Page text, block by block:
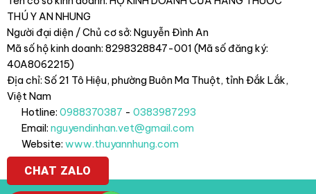
CHAT ZALO
THÚ Y AN NHUNG
Người đại diện / Chủ cơ sở: Nguyễn Đình An
Mã số hộ kinh doanh: 8298328847-001 (Mã số đăng ký:
40A8062215)
Địa chỉ: Số 21 Tô Hiệu, phường Buôn Ma Thuột, tỉnh Đắk Lắk,
Việt Nam
Hotline: 0988370387 - 0383987293
Email: nguyendinhan.vet@gmail.com
Website: www.thuyannhung.com